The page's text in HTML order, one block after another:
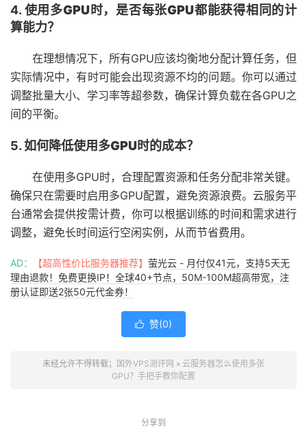
4. 使用多GPU时，是否每张GPU都能获得相同的计
算能力？
在理想情况下，所有GPU应该均衡地分配计算任务，但
实际情况中，有时可能会出现资源不均的问题。你可以通过
调整批量大小、学习率等超参数，确保计算负载在各GPU之
间的平衡。
5.如何降低使用多GPU时的成本？
在使用多GPU时，合理配置资源和任务分配非常关键。
确保只在需要时启用多GPU配置，避免资源浪费。云服务平
台通常会提供按需计费，你可以根据训练的时间和需求进行
调整，避免长时间运行空闲实例，从而节省费用。
AD： 【超高性价比服务器推荐】 萤光云 - 月付仅41元，支持5天无
理由退款！免费更换IP！全球40+节点，50M-100M超高带宽，注
册认证即送2张50元代金券！
 赞(0)
未经允许不得转载； 国外VPS测评网 » 云服务器怎么使用多张
GPU？手把手教你配置
分享到